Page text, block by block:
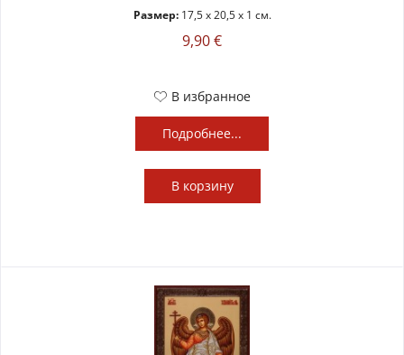
Размер:17,5 x 20,5 x 1 см.
9,90 €
В избранное
Подробнее...
В корзину